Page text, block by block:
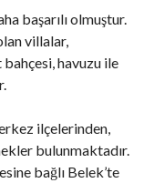
başarılı olmuştur.
villalar,
bahçesi, havuzu ile
ilçelerinden,
bulunmaktadır.
bağlı Belek’te